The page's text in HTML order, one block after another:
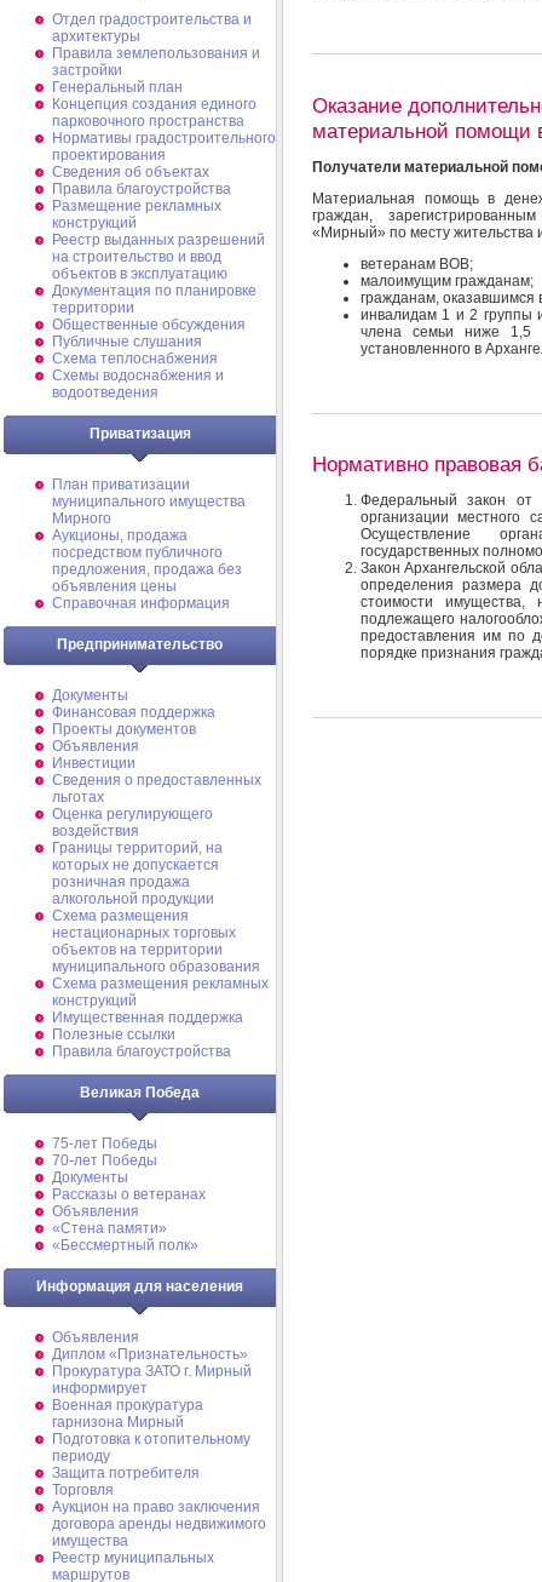
Отдел градостроительства и
архитектуры
Правила землепользования и
застройки
Генеральный план
Концепция создания единого
парковочного пространства
Нормативы градостроительного
проектирования
Сведения об объектах
Правила благоустройства
Размещение рекламных
конструкций
Реестр выданных разрешений
на строительство и ввод
объектов в эксплуатацию
Документация по планировке
территории
Общественные обсуждения
Публичные слушания
Схема теплоснабжения
Схемы водоснабжения и
водоотведения
Приватизация
План приватизации
муниципального имущества
Мирного
Аукционы, продажа
посредством публичного
предложения, продажа без
объявления цены
Справочная информация
Предпринимательство
Документы
Финансовая поддержка
Проекты документов
Объявления
Инвестиции
Сведения о предоставленных
льготах
Оценка регулирующего
воздействия
Границы территорий, на
которых не допускается
розничная продажа
алкогольной продукции
Схема размещения
нестационарных торговых
объектов на территории
муниципального образования
Схема размещения рекламных
конструкций
Имущественная поддержка
Полезные ссылки
Правила благоустройства
Великая Победа
75-лет Победы
70-лет Победы
Документы
Рассказы о ветеранах
Объявления
«Стена памяти»
«Бессмертный полк»
Информация для населения
Объявления
Диплом «Признательность»
Прокуратура ЗАТО г. Мирный
информирует
Военная прокуратура
гарнизона Мирный
Подготовка к отопительному
периоду
Защита потребителя
Торговля
Аукцион на право заключения
договора аренды недвижимого
имущества
Реестр муниципальных
маршрутов
Оказание
материальной помощи
Получатели материальной
Материальная помощь в
граждан,
«Мирный» по месту жительства
ветеранам ВОВ;
малоимущим гражданам;
гражданам, оказавшимся
инвалидам 1 и 2 группы
члена семьи ниже 1,5
установленного в
Нормативно правовая
Федеральный закон
организации местного
Осуществление
государственных
Закон Архангельской
определения размера
стоимости имущества,
подлежащего
предоставления им по
порядке признания